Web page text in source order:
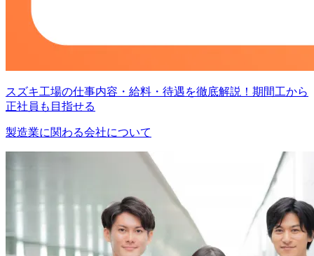
スズキ工場の仕事内容・給料・待遇を徹底解説！期間工から
正社員も目指せる
製造業に関わる会社について